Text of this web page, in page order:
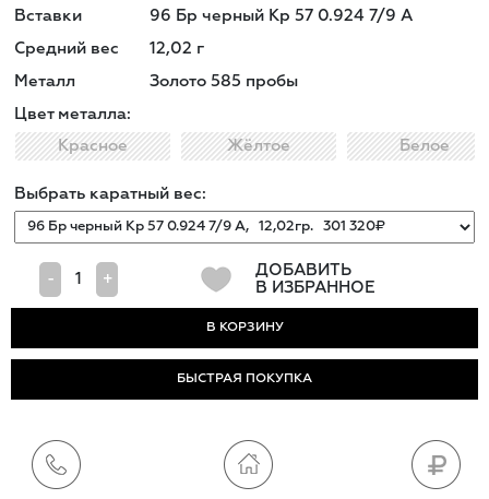
Вставки 96 Бр черный Кр 57 0.924 7/9 A
Средний вес 12,02 г
Металл Золото 585 пробы
Цвет металла:
Красное Жёлтое Белое
Выбрать каратный вес:
- +
ДОБАВИТЬ
В ИЗБРАННОЕ
БЫСТРАЯ ПОКУПКА